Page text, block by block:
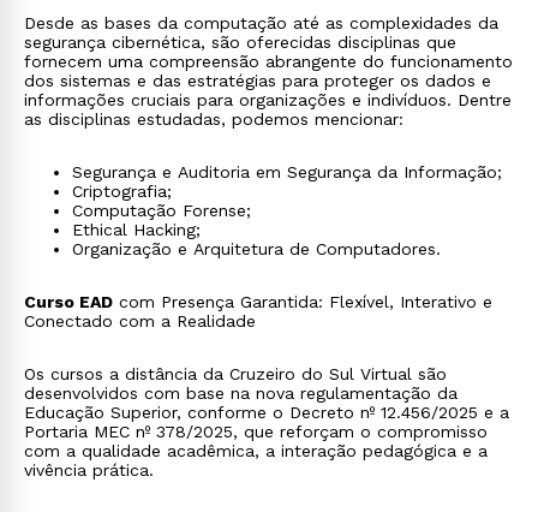
Desde as bases da computação até as complexidades da
segurança cibernética, são oferecidas disciplinas que
fornecem uma compreensão abrangente do funcionamento
dos sistemas e das estratégias para proteger os dados e
informações cruciais para organizações e indivíduos. Dentre
as disciplinas estudadas, podemos mencionar:
Segurança e Auditoria em Segurança da Informação;
Criptografia;
Computação Forense;
Ethical Hacking;
Organização e Arquitetura de Computadores.
Curso EAD com Presença Garantida: Flexível, Interativo e
Conectado com a Realidade
Os cursos a distância da Cruzeiro do Sul Virtual são
desenvolvidos com base na nova regulamentação da
Educação Superior, conforme o Decreto nº 12.456/2025 e a
Portaria MEC nº 378/2025, que reforçam o compromisso
com a qualidade acadêmica, a interação pedagógica e a
vivência prática.